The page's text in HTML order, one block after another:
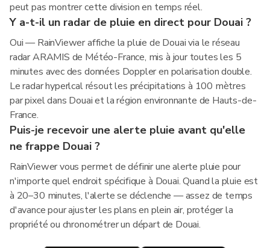
peut pas montrer cette division en temps réel.
Y a-t-il un radar de pluie en direct pour Douai ?
Oui — RainViewer affiche la pluie de Douai via le réseau
radar ARAMIS de Météo-France, mis à jour toutes les 5
minutes avec des données Doppler en polarisation double.
Le radar hyperlcal résout les précipitations à 100 mètres
par pixel dans Douai et la région environnante de Hauts-de-
France.
Puis-je recevoir une alerte pluie avant qu'elle
ne frappe Douai ?
RainViewer vous permet de définir une alerte pluie pour
n'importe quel endroit spécifique à Douai. Quand la pluie est
à 20–30 minutes, l'alerte se déclenche — assez de temps
d'avance pour ajuster les plans en plein air, protéger la
propriété ou chronométrer un départ de Douai.